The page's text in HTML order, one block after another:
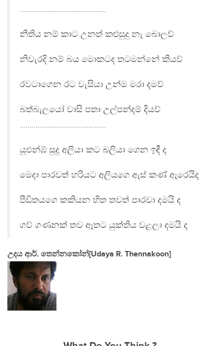
……………………………………..
නීතිය නම් කාට උනත් කළුසුදු නෑ බොලව්
නිවැරදි නම් බය මොකටද තටමන්නේ කියව්
රවටාගෙන රට වැසියා උන්ම මරා දමව්
බත්බැලයෝ වාසි පතා උල්පන්දම් දියව්
……………………………………..
යූඑන්ඹ් සුදු අලියා කට බලියා ගෙන ඉඳී ද
මෙදා පාරවත් හරියට අලියගෙ ඇස් කණ් ඇරෙයිද
පීඩිතයගෙ කකියන හිත තවත් පාරවා දමයි ද
ගව් ගණනක් තව ඈතට යුක්තිය වළලා දමයි ද
උදය ආර්. තෙන්නකෝන්[Udaya R. Thennakoon]